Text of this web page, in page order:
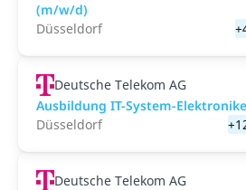
(m/w/d)
Düsseldorf
Deutsche Telekom AG
Ausbildung IT-System-
Düsseldorf
Deutsche Telekom AG